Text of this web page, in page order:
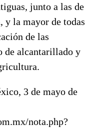
junto a las de
y la mayor de todas
de las
de alcantarillado y
3 de mayo de
nota.php?